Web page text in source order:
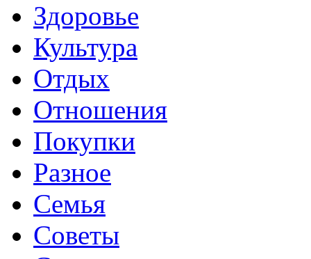
Здоровье
Культура
Отдых
Отношения
Покупки
Разное
Семья
Советы